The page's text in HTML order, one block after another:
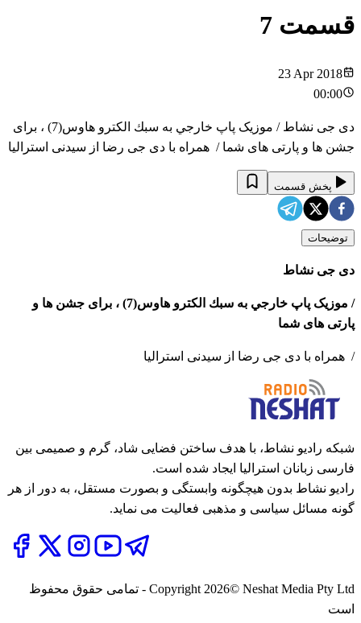
قسمت 7
23 Apr 2018
00:00
دی جی نشاط / موزيک پاپ خارجي به سبك الكترو هاوس(7) ، برای
جشن ها و پارتی های شما / همراه با دی جی رضا از سیدنی استرالیا
پخش قسمت
توضیحات
دی جی نشاط
/ موزيک پاپ خارجي به سبك الكترو هاوس(7) ، برای جشن ها و
پارتی های شما
/ همراه با دی جی رضا از سیدنی استرالیا
شبکه رادیو نشاط، با هدف ساختن فضایی شاد، گرم و صمیمی بین
فارسی زبانان استرالیا ایجاد شده است.
رادیو نشاط بدون هیچگونه وابستگی و بصورت مستقل، به دور از هر
گونه مسائل سیاسی و مذهبی فعالیت می نماید.
Copyright 2026
© Neshat Media Pty Ltd - تمامی حقوق محفوظ
است